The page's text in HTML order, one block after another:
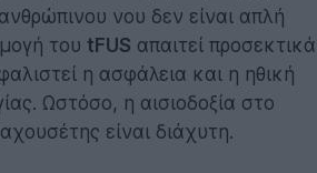
νου δεν είναι απλή
του tFUS απαιτεί προσεκτικά
η ασφάλεια και η ηθική
Ωστόσο, η αισιοδοξία στο
είναι διάχυτη.